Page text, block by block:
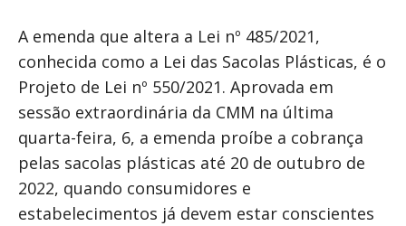
A emenda que altera a Lei nº 485/2021,
conhecida como a Lei das Sacolas Plásticas, é o
Projeto de Lei nº 550/2021. Aprovada em
sessão extraordinária da CMM na última
quarta-feira, 6, a emenda proíbe a cobrança
pelas sacolas plásticas até 20 de outubro de
2022, quando consumidores e
estabelecimentos já devem estar conscientes